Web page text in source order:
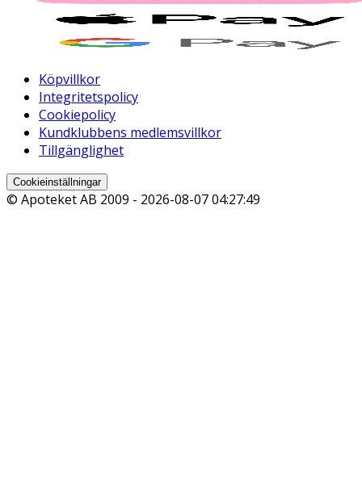
Köpvillkor
Integritetspolicy
Cookiepolicy
Kundklubbens medlemsvillkor
Tillgänglighet
Cookieinställningar
© Apoteket AB 2009 - 2026-08-07 04:27:49